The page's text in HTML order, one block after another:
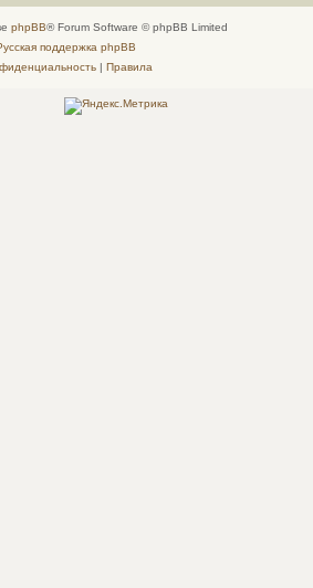
phpBB® Forum Software © phpBB Limited
поддержка phpBB
| Правила